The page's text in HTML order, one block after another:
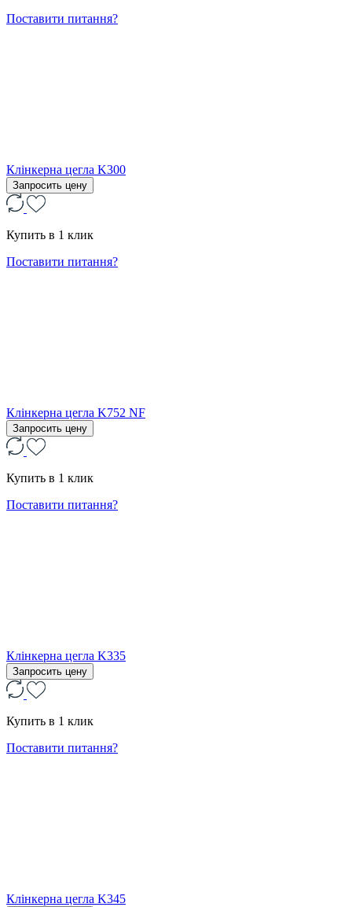
Поставити питання?
Клінкерна цегла K300
Запросить цену
Купить в 1 клик
Поставити питання?
Клінкерна цегла K752 NF
Запросить цену
Купить в 1 клик
Поставити питання?
Клінкерна цегла K335
Запросить цену
Купить в 1 клик
Поставити питання?
Клінкерна цегла K345